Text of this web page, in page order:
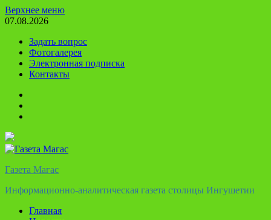
Перейти
к
Верхнее меню
07.08.2026
Задать вопрос
Фотогалерея
Электронная подписка
Контакты
Газета Магас
Информационно-аналитическая газета столицы Ингушетии
Главная